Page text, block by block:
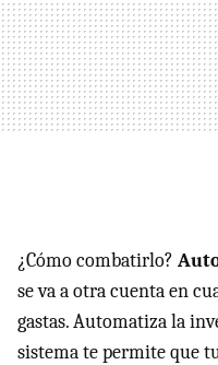
¿Cómo combatirlo?
se va a otra cuenta en
gastas. Automatiza la
sistema te permite que